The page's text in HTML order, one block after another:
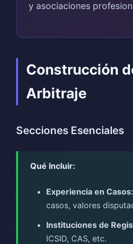
y asociaciones
Construcción
Arbitraje
Secciones Esenciales
Qué Incluir:
Experiencia en Casos:
casos, valores
Instituciones de
ICSID, CAS, etc.